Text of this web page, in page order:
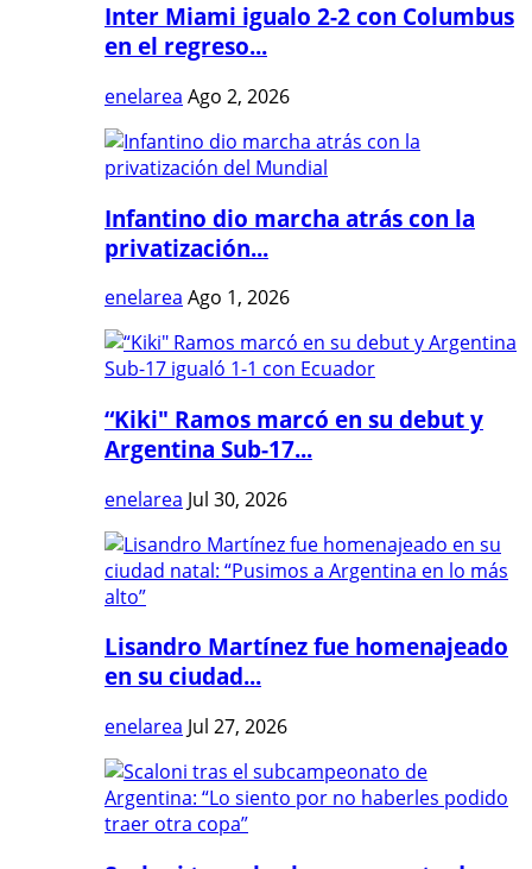
Inter Miami igualo 2-2 con Columbus
en el regreso...
enelarea Ago 2, 2026
Infantino dio marcha atrás con la
privatización...
enelarea Ago 1, 2026
“Kiki" Ramos marcó en su debut y
Argentina Sub-17...
enelarea Jul 30, 2026
Lisandro Martínez fue homenajeado
en su ciudad...
enelarea Jul 27, 2026